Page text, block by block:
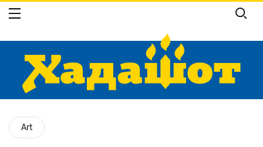
Перейти
основному
Art